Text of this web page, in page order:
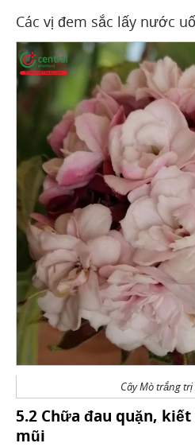
Các vị đem sắc lấy nước
Cây Mò trắng
5.2 Chữa đau quặn,
mũi